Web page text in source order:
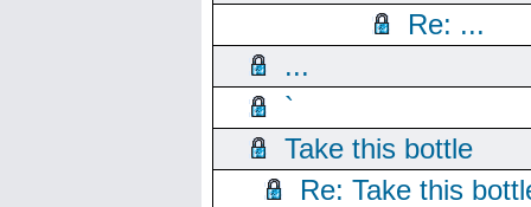
Re: ...
...
`
Take this bottle
Re: Take this